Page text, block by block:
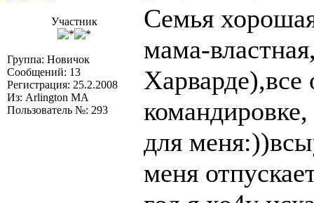
Участник
Группа: Новичок
Сообщений: 13
Регистрация: 25.2.2008
Из: Arlington MA
Пользователь №: 293
Семья
мама-
Харварде),все
для
меня